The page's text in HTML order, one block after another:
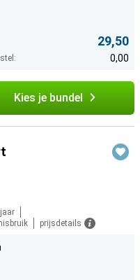
29,50
0,00
Kies je bundel
prijsdetails